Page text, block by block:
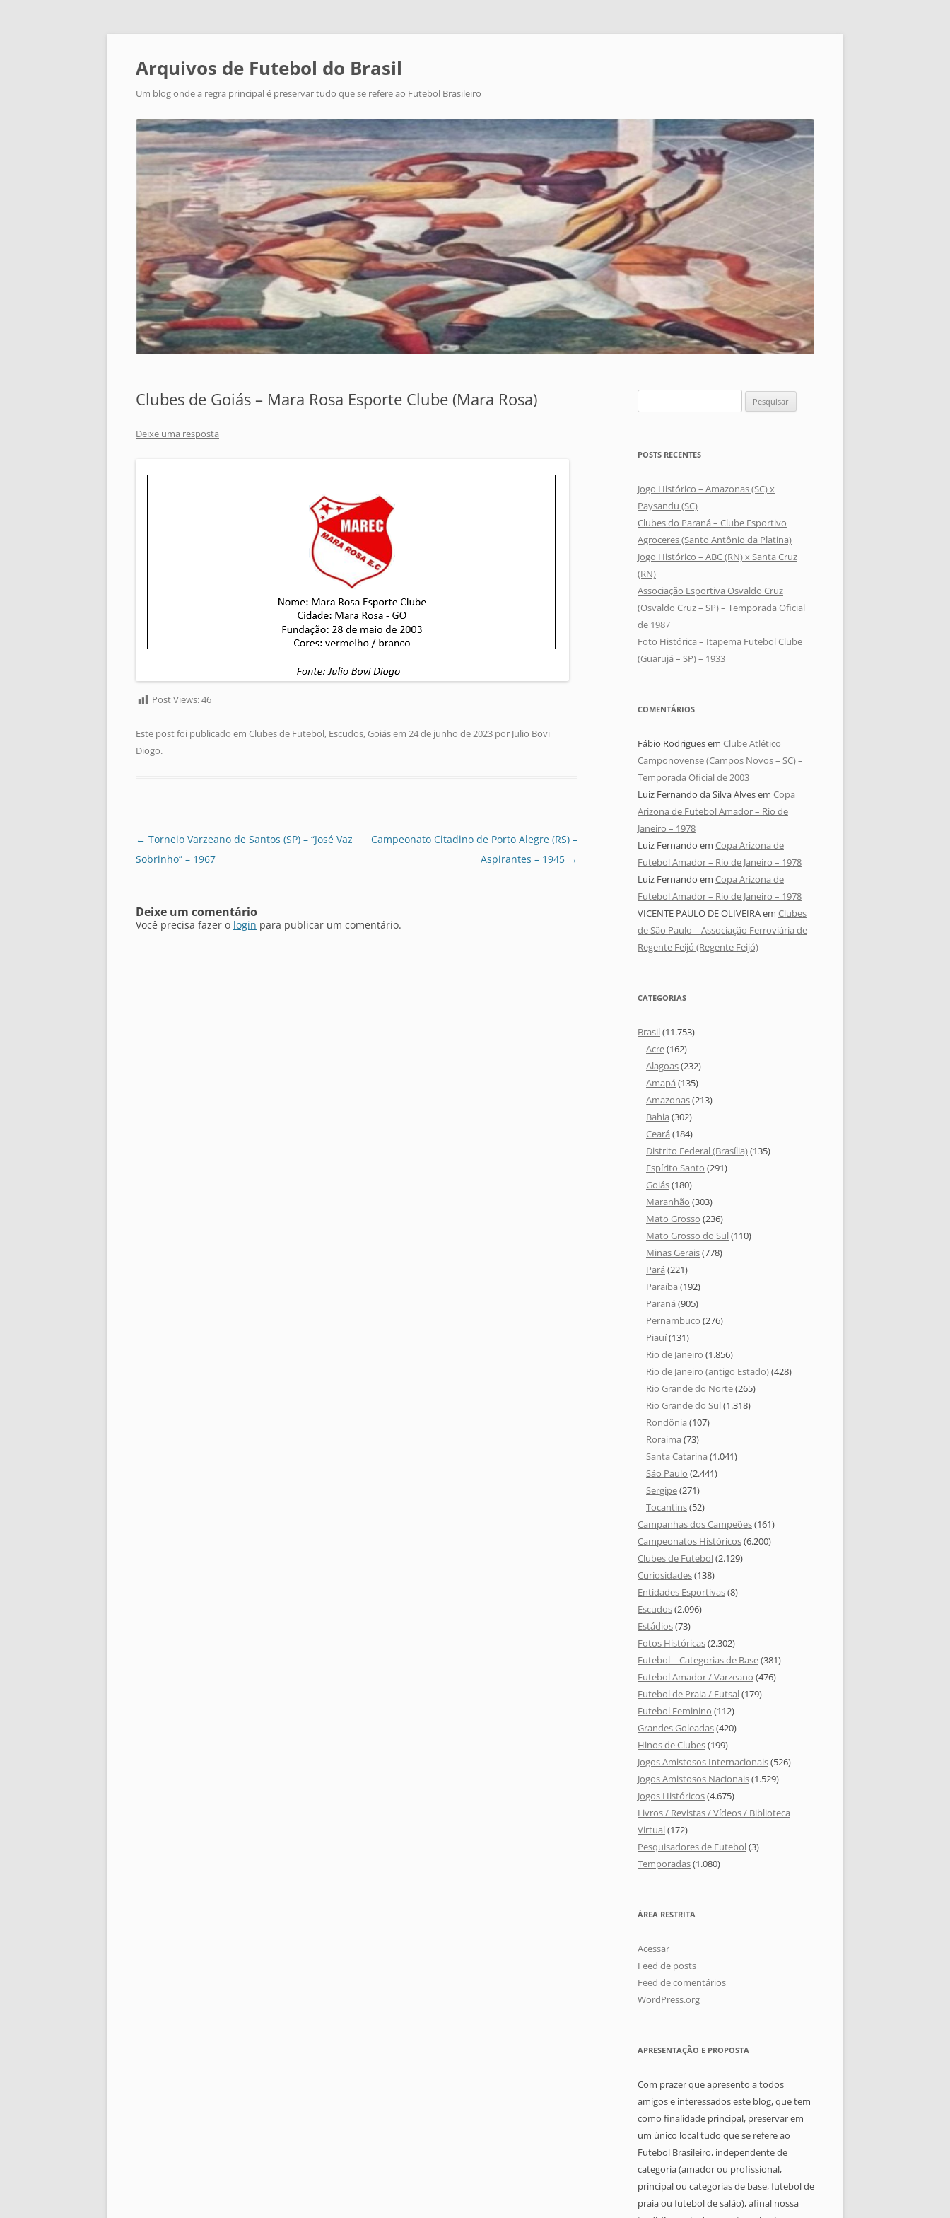
Arquivos de Futebol do Brasil
Um blog onde a regra principal é preservar tudo que se refere ao Futebol Brasileiro
Clubes de Goiás – Mara Rosa Esporte Clube (Mara Rosa)
Deixe uma resposta
Post Views:46
Este post foi publicado em Clubes de Futebol, Escudos,Goiásem 24 de junho de 2023 por Julio Bovi
Diogo.
Navegação
de
← Torneio Varzeano de Santos (SP) – “José Vaz
Sobrinho” – 1967
Campeonato Citadino de Porto Alegre (RS) –
Aspirantes – 1945 →
Deixe um comentário
Você precisa fazer o login para publicar um comentário.
por:
POSTS RECENTES
Jogo Histórico – Amazonas (SC) x
Paysandu (SC)
Clubes do Paraná – Clube Esportivo
Agroceres (Santo Antônio da Platina)
Jogo Histórico – ABC (RN) x Santa Cruz
(RN)
Associação Esportiva Osvaldo Cruz
(Osvaldo Cruz – SP) – Temporada Oficial
de 1987
Foto Histórica – Itapema Futebol Clube
(Guarujá – SP) – 1933
COMENTÁRIOS
Fábio Rodriguesem Clube Atlético
Camponovense (Campos Novos – SC) –
Temporada Oficial de 2003
Luiz Fernando da Silva Alvesem Copa
Arizona de Futebol Amador – Rio de
Janeiro – 1978
Luiz Fernando em Copa Arizona de
Futebol Amador – Rio de Janeiro – 1978
Luiz Fernando em Copa Arizona de
Futebol Amador – Rio de Janeiro – 1978
VICENTE PAULO DE OLIVEIRAem Clubes
de São Paulo – Associação Ferroviária de
Regente Feijó (Regente Feijó)
CATEGORIAS
Brasil(11.753)
Acre(162)
Alagoas(232)
Amapá (135)
Amazonas(213)
Bahia (302)
Ceará (184)
Distrito Federal (Brasília)(135)
Espírito Santo (291)
Goiás(180)
Maranhão (303)
Mato Grosso (236)
Mato Grosso do Sul(110)
Minas Gerais(778)
Pará (221)
Paraíba (192)
Paraná (905)
Pernambuco (276)
Piauí(131)
Rio de Janeiro (1.856)
Rio de Janeiro (antigo Estado)(428)
Rio Grande do Norte(265)
Rio Grande do Sul(1.318)
Rondônia (107)
Roraima (73)
Santa Catarina (1.041)
São Paulo (2.441)
Sergipe(271)
Tocantins(52)
Campanhas dos Campeões(161)
Campeonatos Históricos(6.200)
Clubes de Futebol(2.129)
Curiosidades(138)
Entidades Esportivas(8)
Escudos(2.096)
Estádios(73)
Fotos Históricas(2.302)
Futebol – Categorias de Base(381)
Futebol Amador / Varzeano (476)
Futebol de Praia / Futsal(179)
Futebol Feminino (112)
Grandes Goleadas(420)
Hinos de Clubes(199)
Jogos Amistosos Internacionais(526)
Jogos Amistosos Nacionais(1.529)
Jogos Históricos(4.675)
Livros / Revistas / Vídeos / Biblioteca
Virtual(172)
Pesquisadores de Futebol(3)
Temporadas(1.080)
ÁREA RESTRITA
Acessar
Feed de posts
Feed de comentários
WordPress.org
APRESENTAÇÃO E PROPOSTA
Com prazer que apresento a todos
amigos e interessados este blog, que tem
como finalidade principal, preservar em
um único local tudo que se refere ao
Futebol Brasileiro, independente de
categoria (amador ou profissional,
principal ou categorias de base, futebol de
praia ou futebol de salão), afinal nossa